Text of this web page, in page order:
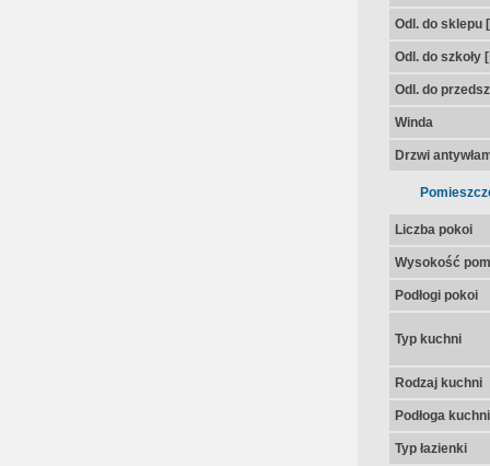
Odl. do sklepu
Odl. do szkoły
Odl. do
Winda
Drzwi
Liczba pokoi
Wysokość
Podłogi pokoi
Typ kuchni
Rodzaj kuchni
Podłoga kuchni
Typ łazienki